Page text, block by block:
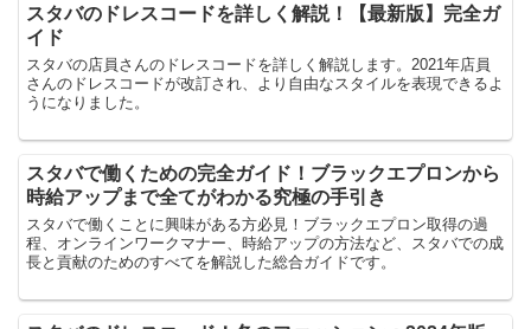
スタバのドレスコードを詳しく解説！【最新版】完全ガ
イド
スタバの店員さんのドレスコードを詳しく解説します。2021年店員
さんのドレスコードが改訂され、より自由なスタイルを表現できるよ
うになりました。
スタバで働くための完全ガイド！ブラックエプロンから
時給アップまで全てがわかる究極の手引き
スタバで働くことに興味がある方必見！ブラックエプロン取得の過
程、オンラインワークマナー、時給アップの方法など、スタバでの成
長と貢献のためのすべてを解説した総合ガイドです。